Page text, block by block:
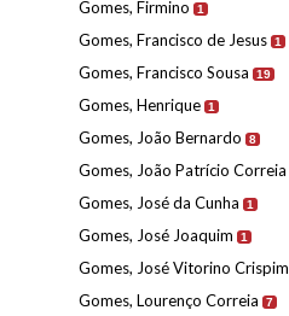
Gomes, Firmino 1
Gomes, Francisco de Jesus 1
Gomes, Francisco Sousa 19
Gomes, Henrique 1
Gomes, João Bernardo 8
Gomes, João Patrício Correia
Gomes, José da Cunha 1
Gomes, José Joaquim 1
Gomes, José Vitorino Crispim
Gomes, Lourenço Correia 7